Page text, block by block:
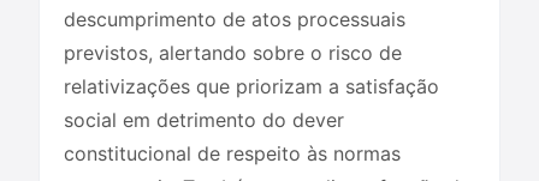
descumprimento de atos processuais
previstos, alertando sobre o risco de
relativizações que priorizam a satisfação
social em detrimento do dever
constitucional de respeito às normas